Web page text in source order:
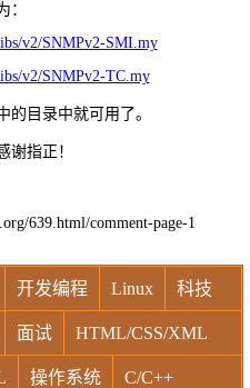
：
v2/SNMPv2-SMI.my
v2/SNMPv2-TC.my
的目录中就可用了。
谢指正！
639.html/comment-page-1
开发编程 Linux 科技
面试 HTML/CSS/XML
操作系统 C/C++